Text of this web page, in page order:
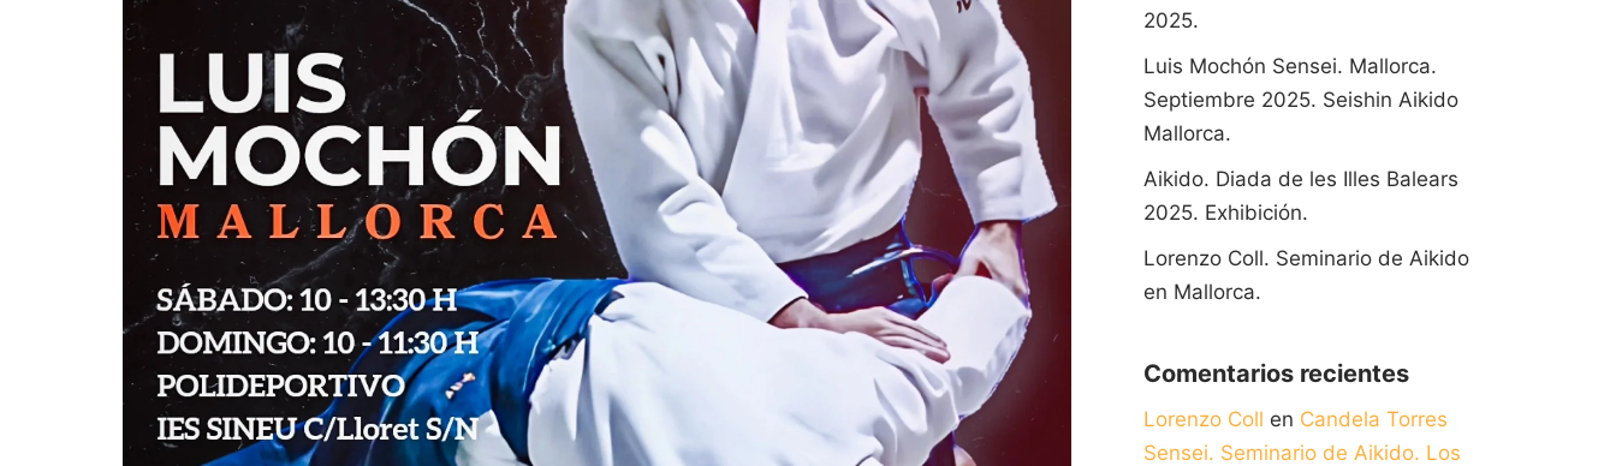
2025.
Luis Mochón Sensei. Mallorca.
Septiembre 2025. Seishin Aikido
Mallorca.
Aikido. Diada de les Illes Balears
2025. Exhibición.
Lorenzo Coll. Seminario de Aikido
en Mallorca.
Comentarios recientes
Lorenzo Coll en Candela Torres
Sensei. Seminario de Aikido. Los